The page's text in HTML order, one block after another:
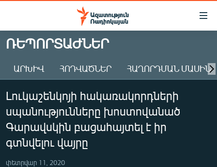
Մատչելիության
Անցնել
հիմնական
Անցնել
հիմնական
մենյուին
ԱԶԱՏՈՒԹՅՈՒՆ TV
ՀԱՅԱՍՏԱՆ
ԸՆՏՐՈՒԹՅՈՒՆՆԵՐ 2026
ԻՐԱՎՈՒՆՔ
ՀԱՍԱՐԱԿՈՒԹՅՈՒՆ
ՌԵՊՈՐՏԱԺՆԵՐ
ԱՐԽԻՎ ՀՈԴՎԱԾՆԵՐ ՀԱՂՈՐԴՄԱՆ ՄԱՍԻՆ
Լուկաշենկոյի հակառակորդների
սպանությունները խոստովանած
Գարավսկին բացահայտել է իր
գտնվելու վայրը
փետրվար 11, 2020